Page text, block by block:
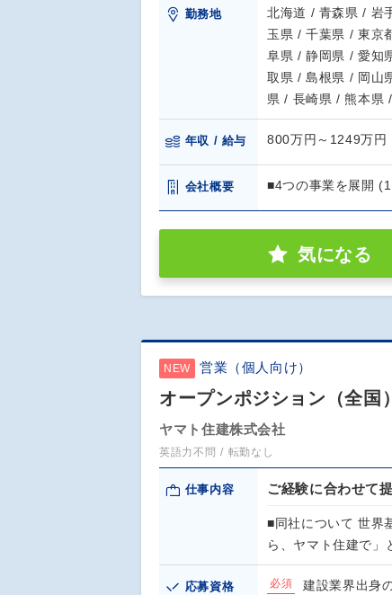
勤務地
北海道 / 青森県 / 岩
玉県 / 千葉県 / 東京
阜県 / 静岡県 / 愛知
取県 / 島根県 / 岡山
県 / 長崎県 / 熊本県
年収 / 給与 800万円～1249万円
会社概要 ■4つの事業を展開
気になる
NEW 営業（個人向け）
オープンポジション（全国
ヤマト住建株式会社
英語力不問 転勤なし
仕事内容 ご経験に合わせて
■同社について 世界
ら、ヤマト住建で」
応募資格 必須 建設業界出身